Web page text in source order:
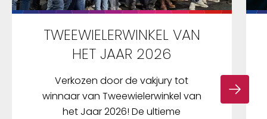
TWEEWIELERWINKEL VAN
HET JAAR 2026
Verkozen door de vakjury tot
winnaar van Tweewielerwinkel van
het Jaar 2026! De ultieme